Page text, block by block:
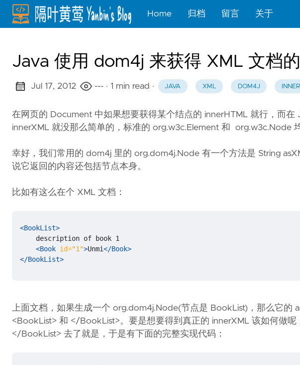
Home 归档 留言 关于
Java 使用 dom4j 来获得 XML 文档
Jul 17, 2012 --- · 1 min read · JAVA XML DOM4J
在网页的 Document 中如果想要获得某个结点的 innerHTML 就行，而
innerXML 就没那么简单的，标准的 org.w3c.Element 和 org.w3c.Node
幸好，我们常用的 dom4j 里的 org.dom4j.Node 有一个方法是 String
说它返回的内容还包括节点本身。
比如有这么在个 XML 文档：
<BookList>
<Book id="1">Unmi</Book>
</BookList>
上面文档，如果生成一个 org.dom4j.Node(节点是 BookList)，那么它的
<BookList> 和 </BookList>。要是想要得到真正的 innerXML 该如何做
</BookList> 去了就是，于是有下面的完整实现代码：